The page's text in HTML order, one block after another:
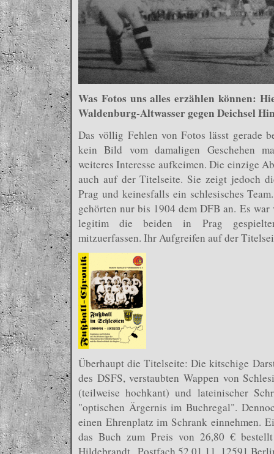
Was Fotos uns alles erzählen können:
Waldenburg-Altwasser gegen Deichsel
Das völlig Fehlen von Fotos lässt gerade
kein Bild vom damaligen Geschehen
weiteres Interesse aufkeimen. Die einzige
auch auf der Titelseite. Sie zeigt jedoch
Prag und keinesfalls ein schlesisches
gehörten nur bis 1904 dem DFB an. Es
legitim die beiden in Prag
mitzuerfassen. Ihr Aufgreifen auf der
Überhaupt die Titelseite: Die kitschige
des DSFS, verstaubten Wappen von
(teilweise hochkant) und lateinischer
"optischen Ärgernis im Buchregal".
einen Ehrenplatz im Schrank einnehmen.
das Buch zum Preis von 26,80 €